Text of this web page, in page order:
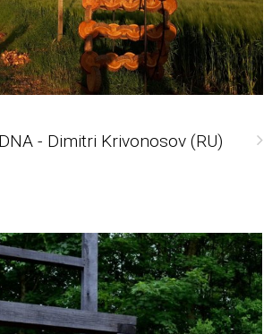
- Dimitri Krivonosov (RU)